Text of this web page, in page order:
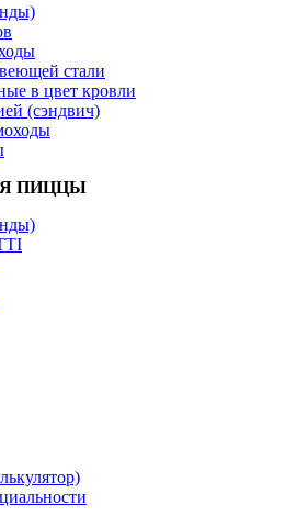
стали
в цвет кровли
(сэндвич)
ПИЦЦЫ